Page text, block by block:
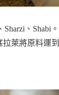
、Shabi。
萊將原料運